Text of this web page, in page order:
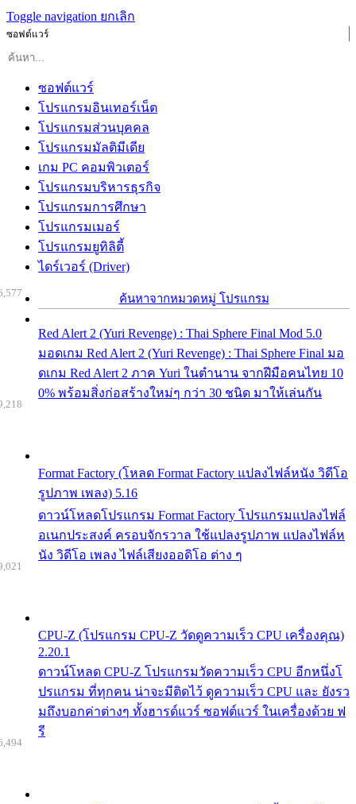
Toggle navigation ยกเลิก
ซอฟต์แวร์
ซอฟต์แวร์
โปรแกรมอินเทอร์เน็ต
โปรแกรมส่วนบุคคล
โปรแกรมมัลติมีเดีย
เกม PC คอมพิวเตอร์
โปรแกรมบริหารธุรกิจ
โปรแกรมการศึกษา
โปรแกรมเมอร์
โปรแกรมยูทิลิตี้
ไดร์เวอร์ (Driver)
ค้นหาจากหมวดหมู่ โปรแกรม
Red Alert 2 (Yuri Revenge) : Thai Sphere Final Mod 5.0
มอดเกม Red Alert 2 (Yuri Revenge) : Thai Sphere Final มอ
ดเกม Red Alert 2 ภาค Yuri ในตำนาน จากฝีมือคนไทย 10
0% พร้อมสิ่งก่อสร้างใหม่ๆ กว่า 30 ชนิด มาให้เล่นกัน
Format Factory (โหลด Format Factory แปลงไฟล์หนัง วิดีโอ
รูปภาพ เพลง) 5.16
ดาวน์โหลดโปรแกรม Format Factory โปรแกรมแปลงไฟล์
อเนกประสงค์ ครอบจักรวาล ใช้แปลงรูปภาพ แปลงไฟล์ห
นัง วิดีโอ เพลง ไฟล์เสียงออดิโอ ต่าง ๆ
CPU-Z (โปรแกรม CPU-Z วัดดูความเร็ว CPU เครื่องคุณ)
2.20.1
ดาวน์โหลด CPU-Z โปรแกรมวัดความเร็ว CPU อีกหนึ่งโ
ปรแกรม ที่ทุกคน น่าจะมีติดไว้ ดูความเร็ว CPU และ ยังรว
มถึงบอกค่าต่างๆ ทั้งฮารด์แวร์ ซอฟต์แวร์ ในเครื่องด้วย ฟ
รี